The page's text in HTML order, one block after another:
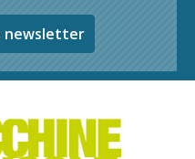
newsletter